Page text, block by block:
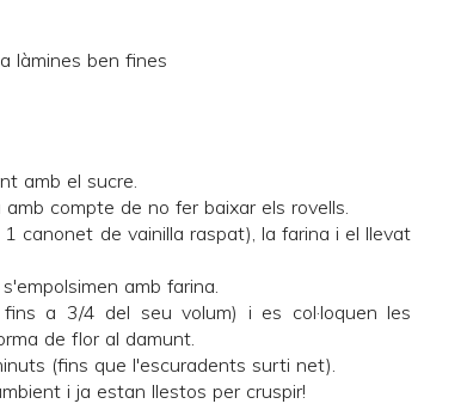
làmines ben fines
amb el sucre.
compte de no fer baixar els rovells.
canonet de vainilla raspat), la farina i el llevat
amb farina.
a 3/4 del seu volum) i es col·loquen les
de flor al damunt.
(fins que l'escuradents surti net).
i ja estan llestos per cruspir!